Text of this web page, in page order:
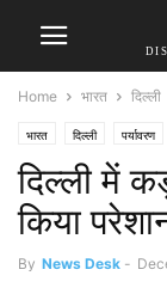
Home भारत दिल्ली
भारत दिल्ली पर्यावरण
दिल्ली में
किया
By News Desk -